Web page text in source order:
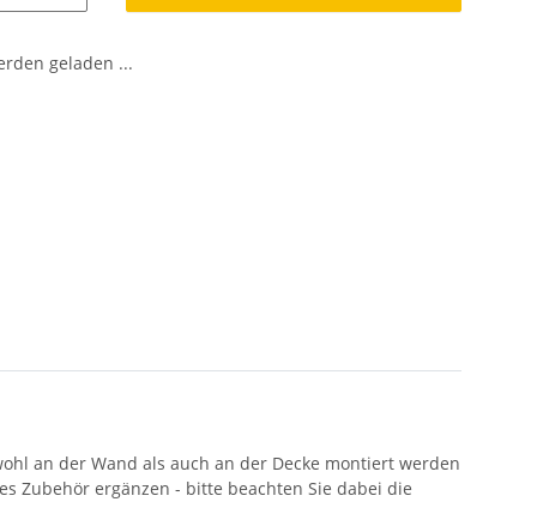
geladen ...
an der Wand als auch an der Decke montiert werden
Zubehör ergänzen - bitte beachten Sie dabei die